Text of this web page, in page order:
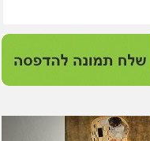
וסימולציה - לחץ/י לפרטים.
ישראלים - לחץ/י לפרטים.